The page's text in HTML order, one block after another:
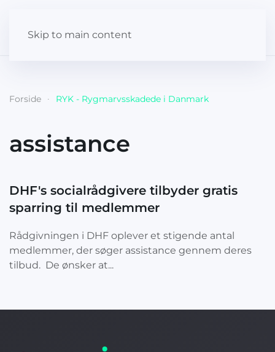
Skip to main content
Forside RYK - Rygmarvsskadede i Danmark
assistance
DHF's socialrådgivere tilbyder gratis
sparring til medlemmer
Rådgivningen i DHF oplever et stigende antal
medlemmer, der søger assistance gennem deres
tilbud. De ønsker at...